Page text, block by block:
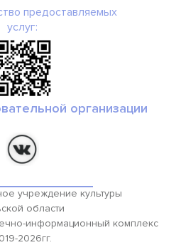
предоставляемых
услуг:
организации
учреждение культуры
области
информационный комплекс
2026гг.